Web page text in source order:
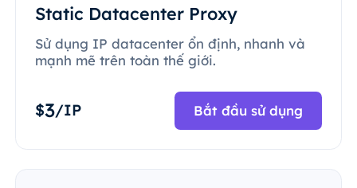
Static Datacenter Proxy
Sử dụng IP datacenter ổn định, nhanh và
mạnh mẽ trên toàn thế giới.
$3/IP Bắt đầu sử dụng